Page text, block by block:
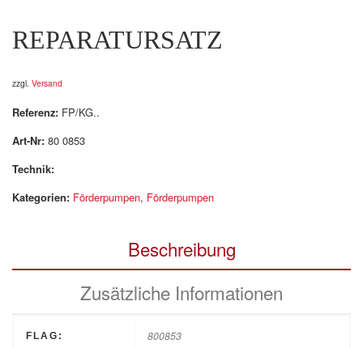
REPARATURSATZ
zzgl. Versand
Referenz: FP/KG..
Art-Nr: 80 0853
Technik:
Kategorien: Förderpumpen, Förderpumpen
Beschreibung
Zusätzliche Informationen
FLAG: 800853